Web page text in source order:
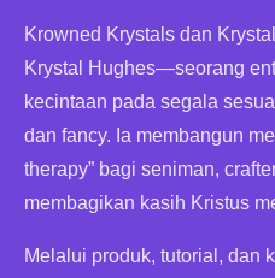
Krowned Krystals dan
Krystal Hughes—seorang
kecintaan pada segala
dan fancy. Ia membangun
therapy” bagi seniman,
membagikan kasih Kristus
Melalui produk, tutorial, dan